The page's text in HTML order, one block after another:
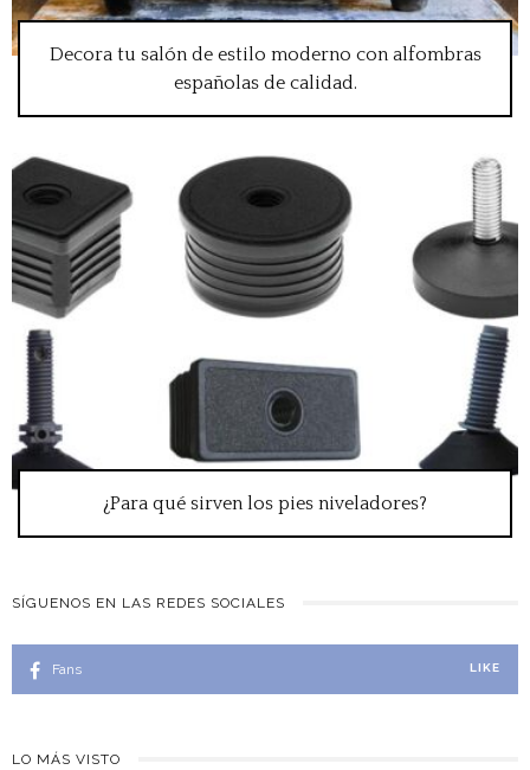
Decora tu salón de estilo moderno con alfombras
españolas de calidad.
¿Para qué sirven los pies niveladores?
SÍGUENOS EN LAS REDES SOCIALES
Fans LIKE
LO MÁS VISTO